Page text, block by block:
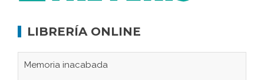
LIBRERÍA ONLINE
Memoria inacabada